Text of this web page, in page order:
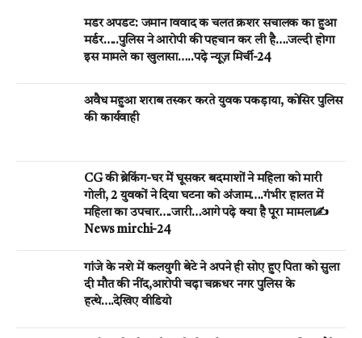
मर्डर अपडेट: जमीन विवाद के चलते क्रेशर संचालक का हुआ
मर्डर…..पुलिस ने आरोपी की पहचान कर ली है….जल्दी होगा
इस मामले का खुलासा…..पढ़े न्यूज़ मिर्ची-24
अवैध महुआ शराब तस्कर करते युवक पकड़ाया, कोसिर पुलिस
की कार्यवाही
CG की ब्रेकिंग-घर मेें घूसकर बदमाशों ने महिला को मारी
गोली, 2 युवकों ने दिया घटना को अंजाम….गंभीर हालत में
महिला का उपचार….जारी…आगे पढ़े क्या है पूरा मामला✍️
News mirchi-24
गांजे के नशे में कलयुगी बेटे ने अपने ही सोए हुए पिता को सुला
दी मौत की नींद,आरोपी चढ़ा चक्रधर नगर पुलिस के
हत्थे….देखिए वीडियो